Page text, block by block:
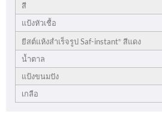
สี
แป้งหัวเชื้อ
ยีสต์แห้งสำเร็จรูป Saf-instant® สีแดง
น้ำตาล
แป้งขนมปัง
เกลือ